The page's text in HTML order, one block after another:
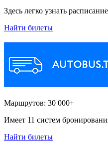
Здесь легко узнать
Найти билеты
Маршрутов: 30 000+
Имеет 11 систем
Найти билеты